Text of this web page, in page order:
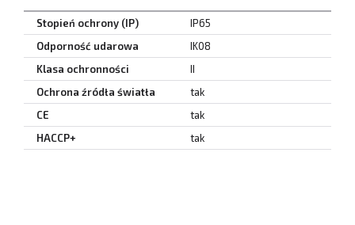
Stopień ochrony (IP)
IP65
Odporność udarowa
IK08
Klasa ochronności
II
Ochrona źródła światła
tak
CE
tak
HACCP+
tak